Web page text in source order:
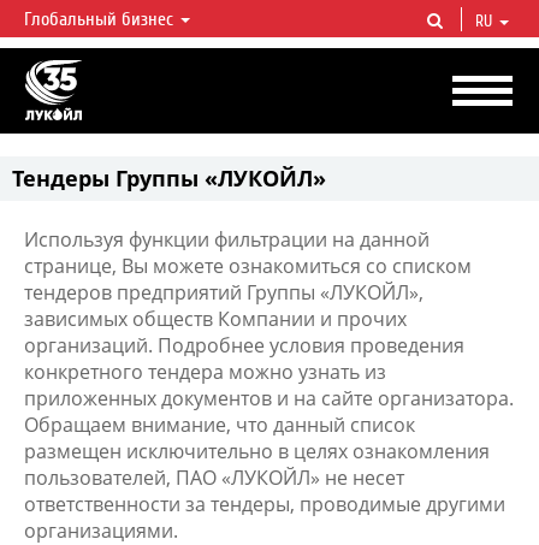
ЛУКОЙЛ СЕГОДНЯ
ЛУКОЙЛ — одна из крупнейших вертикально интегрированных
нефтегазовых компаний в мире, на долю которой приходится более 2%
мировой добычи нефти и около 1% доказанных запасов углеводородов.
Глобальный бизнес RU
Тендеры Группы «ЛУКОЙЛ»
Используя функции фильтрации на данной
странице, Вы можете ознакомиться со списком
тендеров предприятий Группы «ЛУКОЙЛ»,
зависимых обществ Компании и прочих
организаций. Подробнее условия проведения
конкретного тендера можно узнать из
приложенных документов и на сайте организатора.
Обращаем внимание, что данный список
размещен исключительно в целях ознакомления
пользователей, ПАО «ЛУКОЙЛ» не несет
ответственности за тендеры, проводимые другими
организациями.